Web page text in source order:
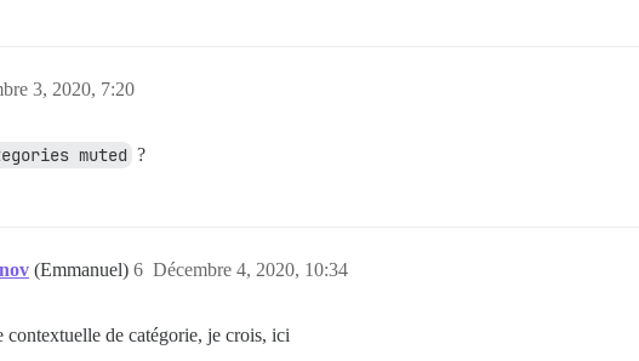
3, 2020, 7:20
muted ?
(Emmanuel) Décembre 4, 2020, 10:34
6
contextuelle de catégorie, je crois, ici